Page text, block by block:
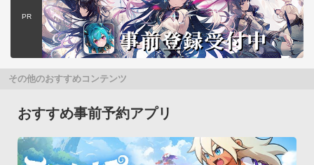
PR
その他のおすすめコンテンツ
おすすめ事前予約アプリ